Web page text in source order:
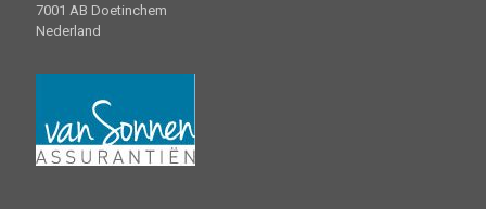
7001 AB Doetinchem
Nederland